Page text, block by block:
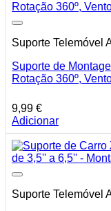
Suporte Telemóvel
Suporte de
Rotação 360º,
9,99 €
Adicionar
Suporte Telemóvel